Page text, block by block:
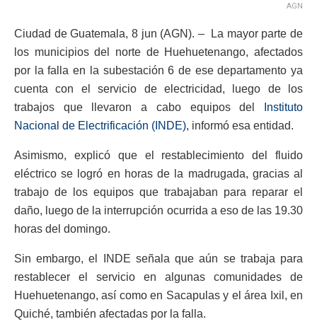
AGN
Ciudad de Guatemala, 8 jun (AGN). – La mayor parte de
los municipios del norte de Huehuetenango, afectados
por la falla en la subestación 6 de ese departamento ya
cuenta con el servicio de electricidad, luego de los
trabajos que llevaron a cabo equipos del
Instituto
Nacional de Electrificación (INDE), informó esa entidad.
Asimismo, explicó que el restablecimiento del fluido
eléctrico se logró en horas de la madrugada, gracias al
trabajo de los equipos que trabajaban para reparar el
daño, luego de la interrupción ocurrida a eso de las 19.30
horas del domingo.
Sin embargo, el INDE señala que aún se trabaja para
restablecer el servicio en algunas comunidades de
Huehuetenango, así como en Sacapulas y el área Ixil, en
Quiché, también afectadas por la falla.